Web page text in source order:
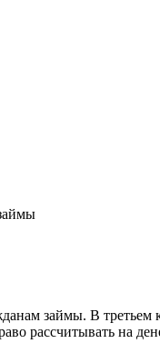
займы. В третьем
рассчитывать на